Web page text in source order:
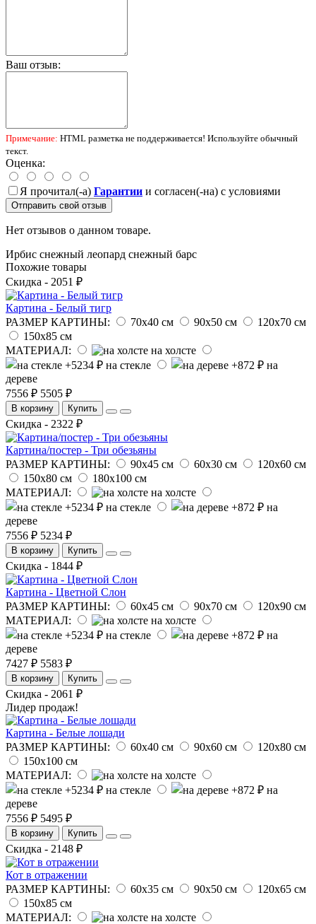
Ваш отзыв:
Примечание: HTML разметка не поддерживается! Используйте обычный
текст.
Оценка:
Я прочитал(-а) Гарантии и согласен(-на) с условиями
Отправить свой отзыв
Нет отзывов о данном товаре.
Ирбис снежный леопард снежный барс
Похожие товары
Скидка - 2051 ₽
Картина - Белый тигр
РАЗМЕР КАРТИНЫ:
70х40 см 90х50 см
120х70 см
150х85 см
МАТЕРИАЛ:
на холсте
на стекле
на
дереве
7556 ₽ 5505 ₽
В корзину Купить
Скидка - 2322 ₽
Картина/постер - Три обезьяны
РАЗМЕР КАРТИНЫ:
90х45 см 60х30 см
120х60 см
150х80 см
180х100 см
МАТЕРИАЛ:
на холсте
на стекле
на
дереве
7556 ₽ 5234 ₽
В корзину Купить
Скидка - 1844 ₽
Картина - Цветной Слон
РАЗМЕР КАРТИНЫ:
60х45 см 90х70 см
120х90 см
МАТЕРИАЛ:
на холсте
на стекле
на
дереве
7427 ₽ 5583 ₽
В корзину Купить
Скидка - 2061 ₽
Лидер продаж!
Картина - Белые лошади
РАЗМЕР КАРТИНЫ:
60х40 см 90х60 см
120х80 см
150х100 см
МАТЕРИАЛ:
на холсте
на стекле
на
дереве
7556 ₽ 5495 ₽
В корзину Купить
Скидка - 2148 ₽
Кот в отражении
РАЗМЕР КАРТИНЫ:
60х35 см 90х50 см
120х65 см
150х85 см
МАТЕРИАЛ:
на холсте